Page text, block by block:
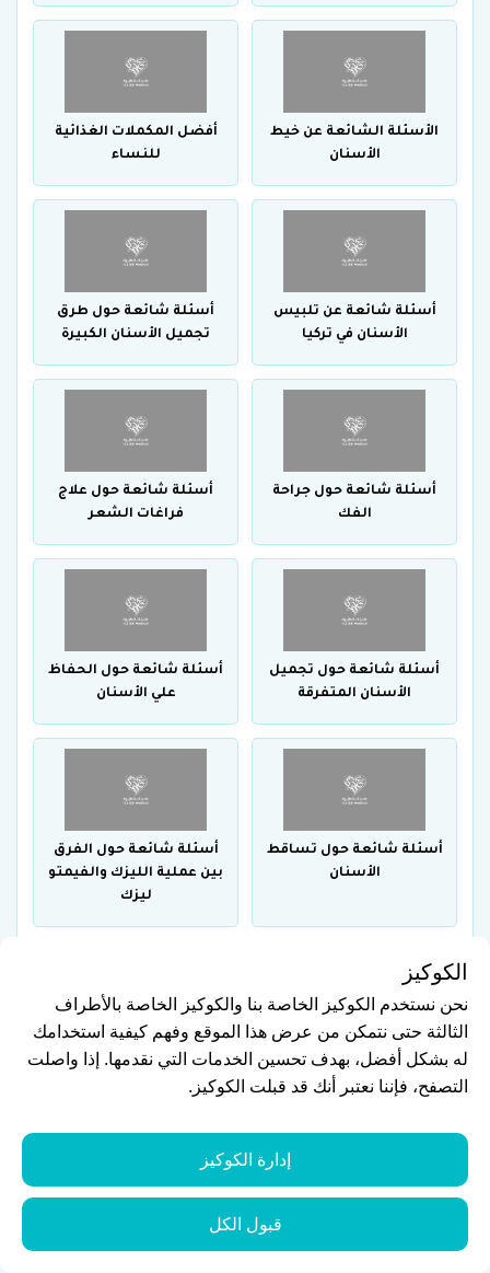
الأسئلة الشائعة عن خيط
الأسنان
أفضل المكملات الغذائية
للنساء
أسئلة شائعة عن تلبيس
الأسنان في تركيا
أسئلة شائعة حول طرق
تجميل الأسنان الكبيرة
أسئلة شائعة حول جراحة
الفك
أسئلة شائعة حول علاج
فراغات الشعر
أسئلة شائعة حول تجميل
الأسنان المتفرقة
أسئلة شائعة حول الحفاظ
علي الأسنان
أسئلة شائعة حول تساقط
الأسنان
أسئلة شائعة حول الفرق
بين عملية الليزك والفيمتو
ليزك
أسئلة شائعة عن عمليات
تجميل اللثة
أسئلة شائعة عن التهاب
أسئلة شائعة عن أفضل
عيادات زراعة الأسنان
أسباب ضعف الأسنان
الكوكيز
نحن نستخدم الكوكيز الخاصة بنا والكوكيز الخاصة بالأطراف
الثالثة حتى نتمكن من عرض هذا الموقع وفهم كيفية استخدامك
له بشكل أفضل، بهدف تحسين الخدمات التي نقدمها. إذا واصلت
التصفح، فإننا نعتبر أنك قد قبلت الكوكيز.
إدارة الكوكيز
قبول الكل